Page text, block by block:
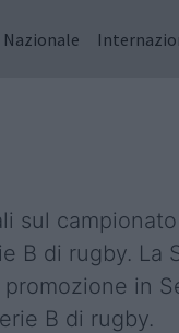
Nazionale
sul
B di rugby.
in
B di rugby.